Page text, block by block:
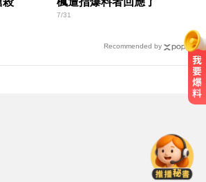
7/31
Recommended by